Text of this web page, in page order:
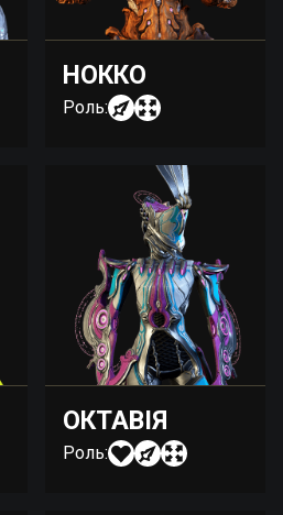
НОККО
Роль:
ОКТАВІЯ
Роль: